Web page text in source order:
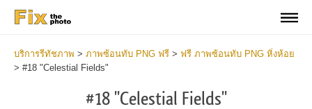
บริการรีทัชภาพ > ภาพซ้อนทับ PNG ฟรี > ฟรี ภาพซ้อนทับ PNG หิ่งห้อย
> #18 "Celestial Fields"
#18 "Celestial Fields"